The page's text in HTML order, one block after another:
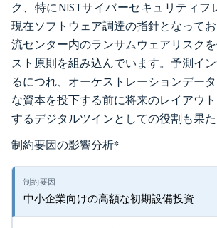
ク、特にNISTサイバーセキュリティフ
現在ソフトウェア調達の指針となって
流センター内のランサムウェアリスク
スト原則を組み込んでいます。予測イ
るにつれ、オーケストレーションデー
な資本を投下する前に将来のレイアウ
するデジタルツインとしての役割も果た
制約要因の影響分析*
中小企業向けの高額な初期設備投資